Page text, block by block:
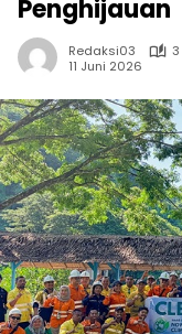
Penghijauan
Redaksi03
11 Juni 2026